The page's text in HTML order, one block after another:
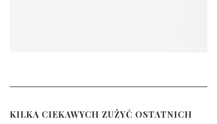
KILKA CIEKAWYCH ZUŻYĆ OSTATNICH